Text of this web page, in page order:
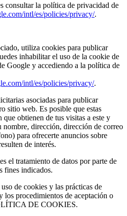
consultar la política de privacidad de
intl/es/policies/privacy/.
utiliza cookies para publicar
inhabilitar el uso de la cookie de
Google y accediendo a la política de
intl/es/policies/privacy/.
asociadas para publicar
sitio web. Es posible que estas
obtienen de tus visitas a este y
dirección, dirección de correo
para ofrecerte anuncios sobre
de interés.
el tratamiento de datos por parte de
fines indicados.
de cookies y las prácticas de
procedimientos de aceptación o
DE COOKIES.